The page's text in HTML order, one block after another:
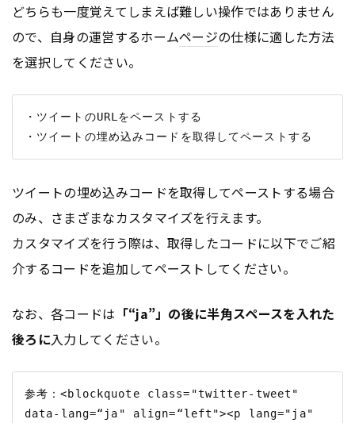
どちらも一度覚えてしまえば難しい操作ではありません
ので、自身の運営するホームページの仕様に適した方法
を選択してください。
・ツイートのURLをペーストする
ツイートの埋め込みコードを取得してペーストする場合
のみ、さまざまなカスタマイズを行えます。
カスタマイズを行う際は、取得したコードに以下でご紹
介するコードを追加してペーストしてください。
なお、各コードは 「“ja”」の後に半角スペースを入れた
後ろに入力してください。
参考：<blockquote class="twitter-tweet"
data-lang=“ja" align=“left"><p lang="ja"